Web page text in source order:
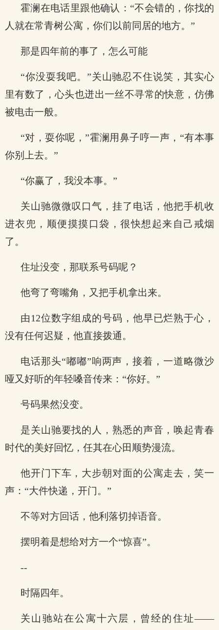
霍澜在电话里跟他确认：“不会错的，你找的
人就在常青树公寓，你们以前同居的地方。”
那是四年前的事了，怎么可能
“你没耍我吧。”关山驰忍不住说笑，其实心
里有数了，心头也迸出一丝不寻常的快意，仿佛
被电击一般。
“对，耍你呢，”霍澜用鼻子哼一声，“有本事
你别上去。”
“你赢了，我没本事。”
关山驰微微叹口气，挂了电话，他把手机收
进衣兜，顺便摸摸口袋，很快想起来自己戒烟
了。
住址没变，那联系号码呢？
他弯了弯嘴角，又把手机拿出来。
由12位数字组成的号码，他早已烂熟于心，
没有任何迟疑，他直接拨通。
电话那头“嘟嘟”响两声，接着，一道略微沙
哑又好听的年轻嗓音传来：“你好。”
号码果然没变。
是关山驰要找的人，熟悉的声音，唤起青春
时代的美好回忆，任其在心田顺势漫流。
他开门下车，大步朝对面的公寓走去，笑一
声：“大件快递，开门。”
不等对方回话，他利落切掉语音。
摆明着是想给对方一个“惊喜”。
--
时隔四年。
关山驰站在公寓十六层，曾经的住址——